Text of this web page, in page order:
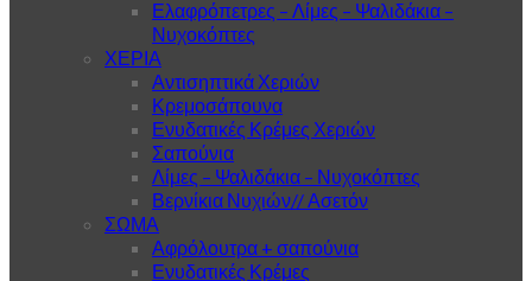
Ελαφρόπετρες – Λίμες – Ψαλιδάκια –
Νυχοκόπτες
ΧΕΡΙΑ
Αντισηπτικά Χεριών
Κρεμοσάπουνα
Ενυδατικές Κρέμες Χεριών
Σαπούνια
Λίμες – Ψαλιδάκια – Νυχοκόπτες
Βερνίκια Νυχιών// Ασετόν
ΣΩΜΑ
Αφρόλουτρα + σαπούνια
Ενυδατικές Κρέμες